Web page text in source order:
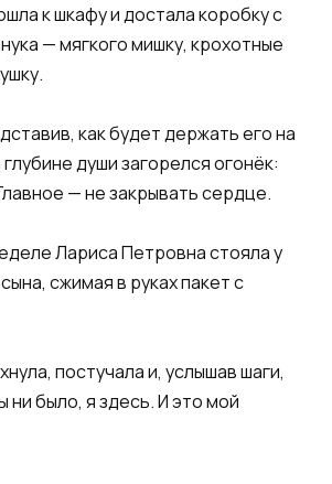
к шкафу и достала коробку с
— мягкого мишку, крохотные
как будет держать его на
души загорелся огонёк:
— не закрывать сердце.​
Лариса Петровна стояла у
сжимая в руках пакет с
постучала и, услышав шаги,
ни было, я здесь. И это мой